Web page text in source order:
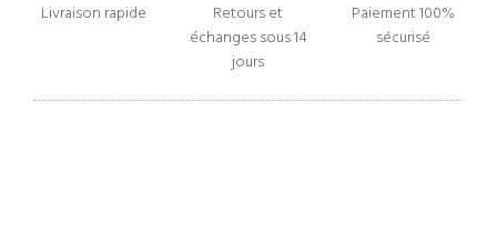
Livraison rapide
Retours et
échanges sous 14
jours
Paiement 100%
sécurisé